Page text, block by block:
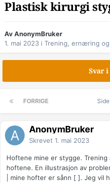
Plastisk kirurgi
Av AnonymBruker
1. mai 2023 i Trening, ernæring
Svar
FORRIGE
AnonymBruker
Skrevet 1. mai 2023
Hoftene mine er stygge.
hoftene. En illustrasjon av
| mine hofter er sånn [ ]. Jeg vil